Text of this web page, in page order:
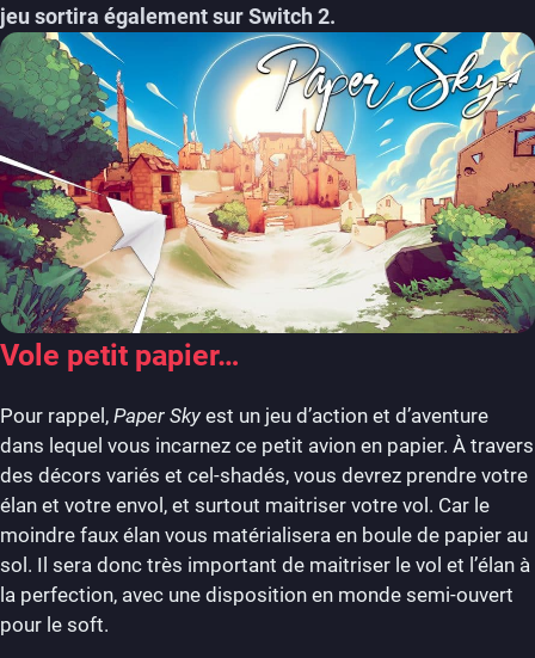
jeu sortira également sur Switch 2.
Vole petit papier…
Pour rappel, Paper Sky est un jeu d’action et d’aventure
dans lequel vous incarnez ce petit avion en papier. À travers
des décors variés et cel-shadés, vous devrez prendre votre
élan et votre envol, et surtout maitriser votre vol. Car le
moindre faux élan vous matérialisera en boule de papier au
sol. Il sera donc très important de maitriser le vol et l’élan à
la perfection, avec une disposition en monde semi-ouvert
pour le soft.